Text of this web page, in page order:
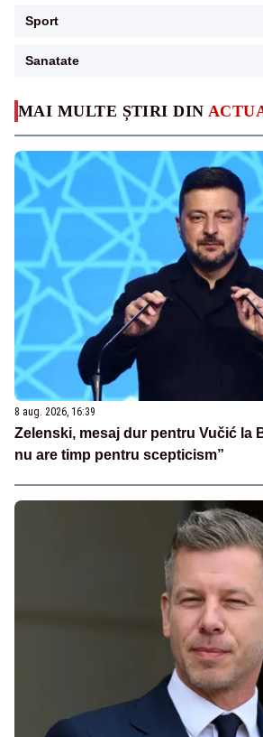
MAI MULTE ȘTIRI DIN
8 aug. 2026, 16:39
Zelenski, mesaj dur pentru Vučić la
nu are timp pentru scepticism”
Sport
Sanatate